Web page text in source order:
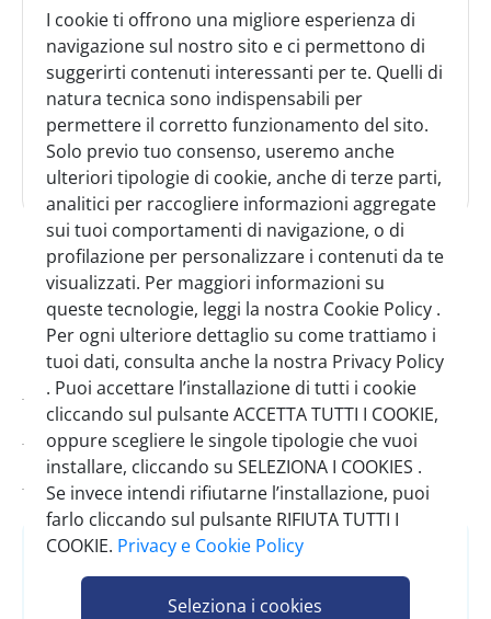
I cookie ti offrono una migliore esperienza di
navigazione sul nostro sito e ci permettono di
suggerirti contenuti interessanti per te. Quelli di
natura tecnica sono indispensabili per
permettere il corretto funzionamento del sito.
Solo previo tuo consenso, useremo anche
ulteriori tipologie di cookie, anche di terze parti,
analitici per raccogliere informazioni aggregate
sui tuoi comportamenti di navigazione, o di
profilazione per personalizzare i contenuti da te
visualizzati. Per maggiori informazioni su
queste tecnologie, leggi la nostra Cookie Policy .
Per ogni ulteriore dettaglio su come trattiamo i
tuoi dati, consulta anche la nostra Privacy Policy
. Puoi accettare l’installazione di tutti i cookie
cliccando sul pulsante ACCETTA TUTTI I COOKIE,
oppure scegliere le singole tipologie che vuoi
installare, cliccando su SELEZIONA I COOKIES .
Se invece intendi rifiutarne l’installazione, puoi
farlo cliccando sul pulsante RIFIUTA TUTTI I
COOKIE. Privacy e Cookie Policy
Seleziona i cookies
bicchiere everest bever 591 libbey
SINGOLO
1 Pezzo
CARTONE
24 Pezzi
Codice: 0322700
Pezzi per cartone: 24
Scadenza minima: 27/04/2029
AccedioRegistrati
per vedere il prezzo